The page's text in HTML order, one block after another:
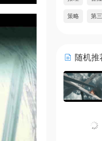
策略 第
随机推